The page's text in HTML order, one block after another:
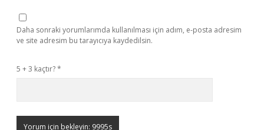
Daha sonraki yorumlarımda kullanılması için adım, e-posta adresim
ve site adresim bu tarayıcıya kaydedilsin.
5 + 3 kaçtır?*